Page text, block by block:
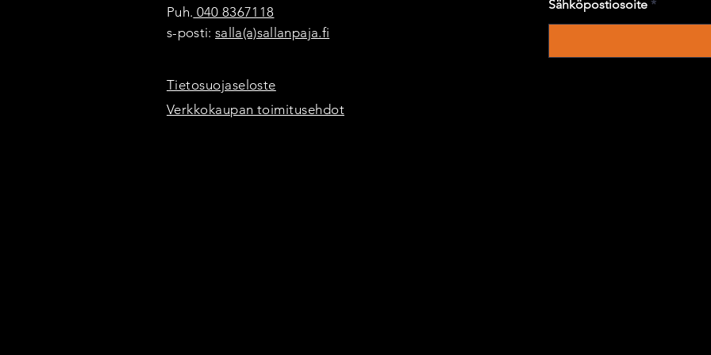
Puh. 040 8367118
s-posti:salla(a)sallanpaja.fi
Sähköpostiosoite
Tietosuojaseloste
Verkkokaupan toimitusehdot